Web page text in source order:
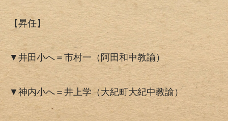
【昇任】
▼井田小へ＝市村一（阿田和中教諭）
▼神内小へ＝井上学（大紀町大紀中教諭）